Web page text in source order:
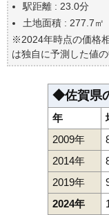
自分の年収で
駅距離 : 23.0分
土地面積 : 277.7㎡
※2024年時点の価格
は独自に予測した値の
◆佐賀県
年
2009年
2014年
2019年
2024年